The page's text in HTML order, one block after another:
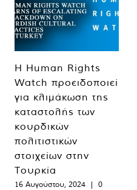
Η Human Rights
Watch προειδοποιεί
για κλιμάκωση της
καταστολής των
κουρδικών
πολιτιστικών
στοιχείων στην
Τουρκία
16 Αυγούστου, 2024 |
0